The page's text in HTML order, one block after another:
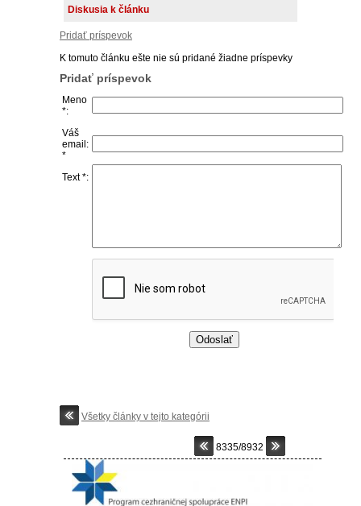
Diskusia k článku
Pridať príspevok
K tomuto článku ešte nie sú pridané žiadne príspevky
Pridať príspevok
Meno
*:
Váš
email:
*
Text *:
Všetky články v tejto kategórii
8335/8932